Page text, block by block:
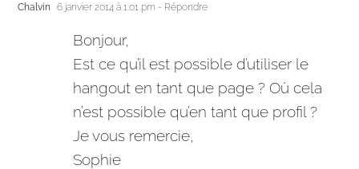
Chalvin 6 janvier 2014 à 1:01 pm - Répondre
Bonjour,
Est ce qu’il est possible d’utiliser le
hangout en tant que page ? Où cela
n’est possible qu’en tant que profil ?
Je vous remercie,
Sophie